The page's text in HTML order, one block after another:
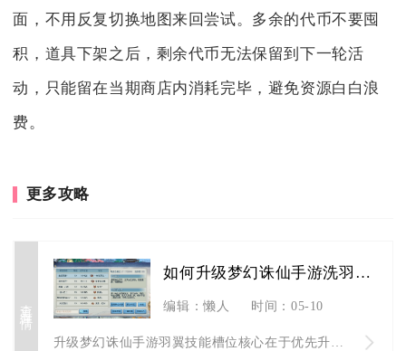
面，不用反复切换地图来回尝试。多余的代币不要囤
积，道具下架之后，剩余代币无法保留到下一轮活
动，只能留在当期商店内消耗完毕，避免资源白白浪
费。
更多攻略
如何升级梦幻诛仙手游洗羽翼技能槽位
编辑：懒人 时间：05-10
升级梦幻诛仙手游羽翼技能槽位核心在于优先升阶解锁槽位、精准把...